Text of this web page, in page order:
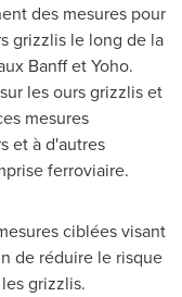
des mesures pour
grizzlis le long de la
Banffet Yoho.
les ours grizzlis et
mesures
et à d'autres
ferroviaire.
ciblées visant
de réduire le risque
grizzlis.